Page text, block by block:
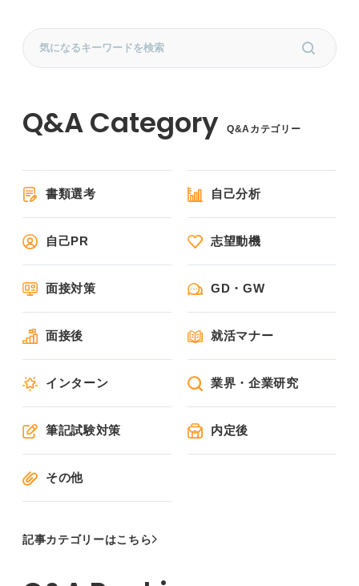
Q&Aカテゴリー
書類選考 自己分析
自己PR 志望動機
面接対策 GD・GW
面接後 就活マナー
インターン 業界・企業研究
筆記試験対策 内定後
その他
記事カテゴリーはこちら